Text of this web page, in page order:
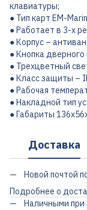
клавиатуры;
● Тип карт EM-
● Работает в 3-х
● Корпус –
● Кнопка дверного
● Трехцветный
● Класс защиты –
● Рабочая
● Накладной тип
● Габариты
Доставка
Новой почтой
Подробнее о
Наличными при